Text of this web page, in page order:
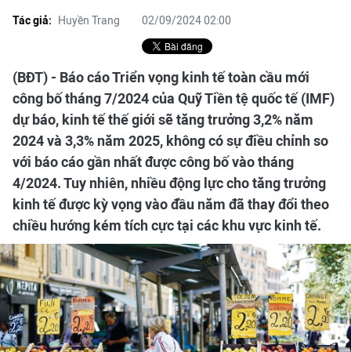
Tác giả: Huyền Trang 02/09/2024 02:00
(BĐT) - Báo cáo Triển vọng kinh tế toàn cầu mới
công bố tháng 7/2024 của Quỹ Tiền tệ quốc tế (IMF)
dự báo, kinh tế thế giới sẽ tăng trưởng 3,2% năm
2024 và 3,3% năm 2025, không có sự điều chỉnh so
với báo cáo gần nhất được công bố vào tháng
4/2024. Tuy nhiên, nhiều động lực cho tăng trưởng
kinh tế được kỳ vọng vào đầu năm đã thay đổi theo
chiều hướng kém tích cực tại các khu vực kinh tế.